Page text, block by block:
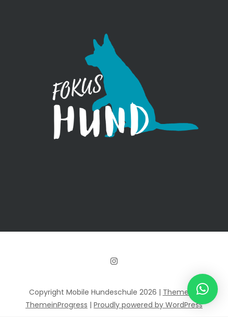
Copyright Mobile Hundeschule 2026 | Theme by
ThemeinProgress | Proudly powered by WordPress